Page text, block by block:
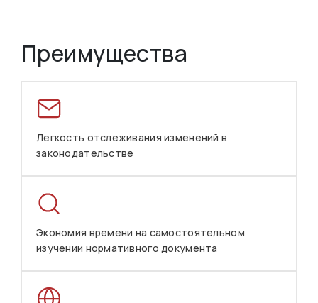
Преимущества
Легкость отслеживания изменений в
законодательстве
Экономия времени на самостоятельном
изучении нормативного документа